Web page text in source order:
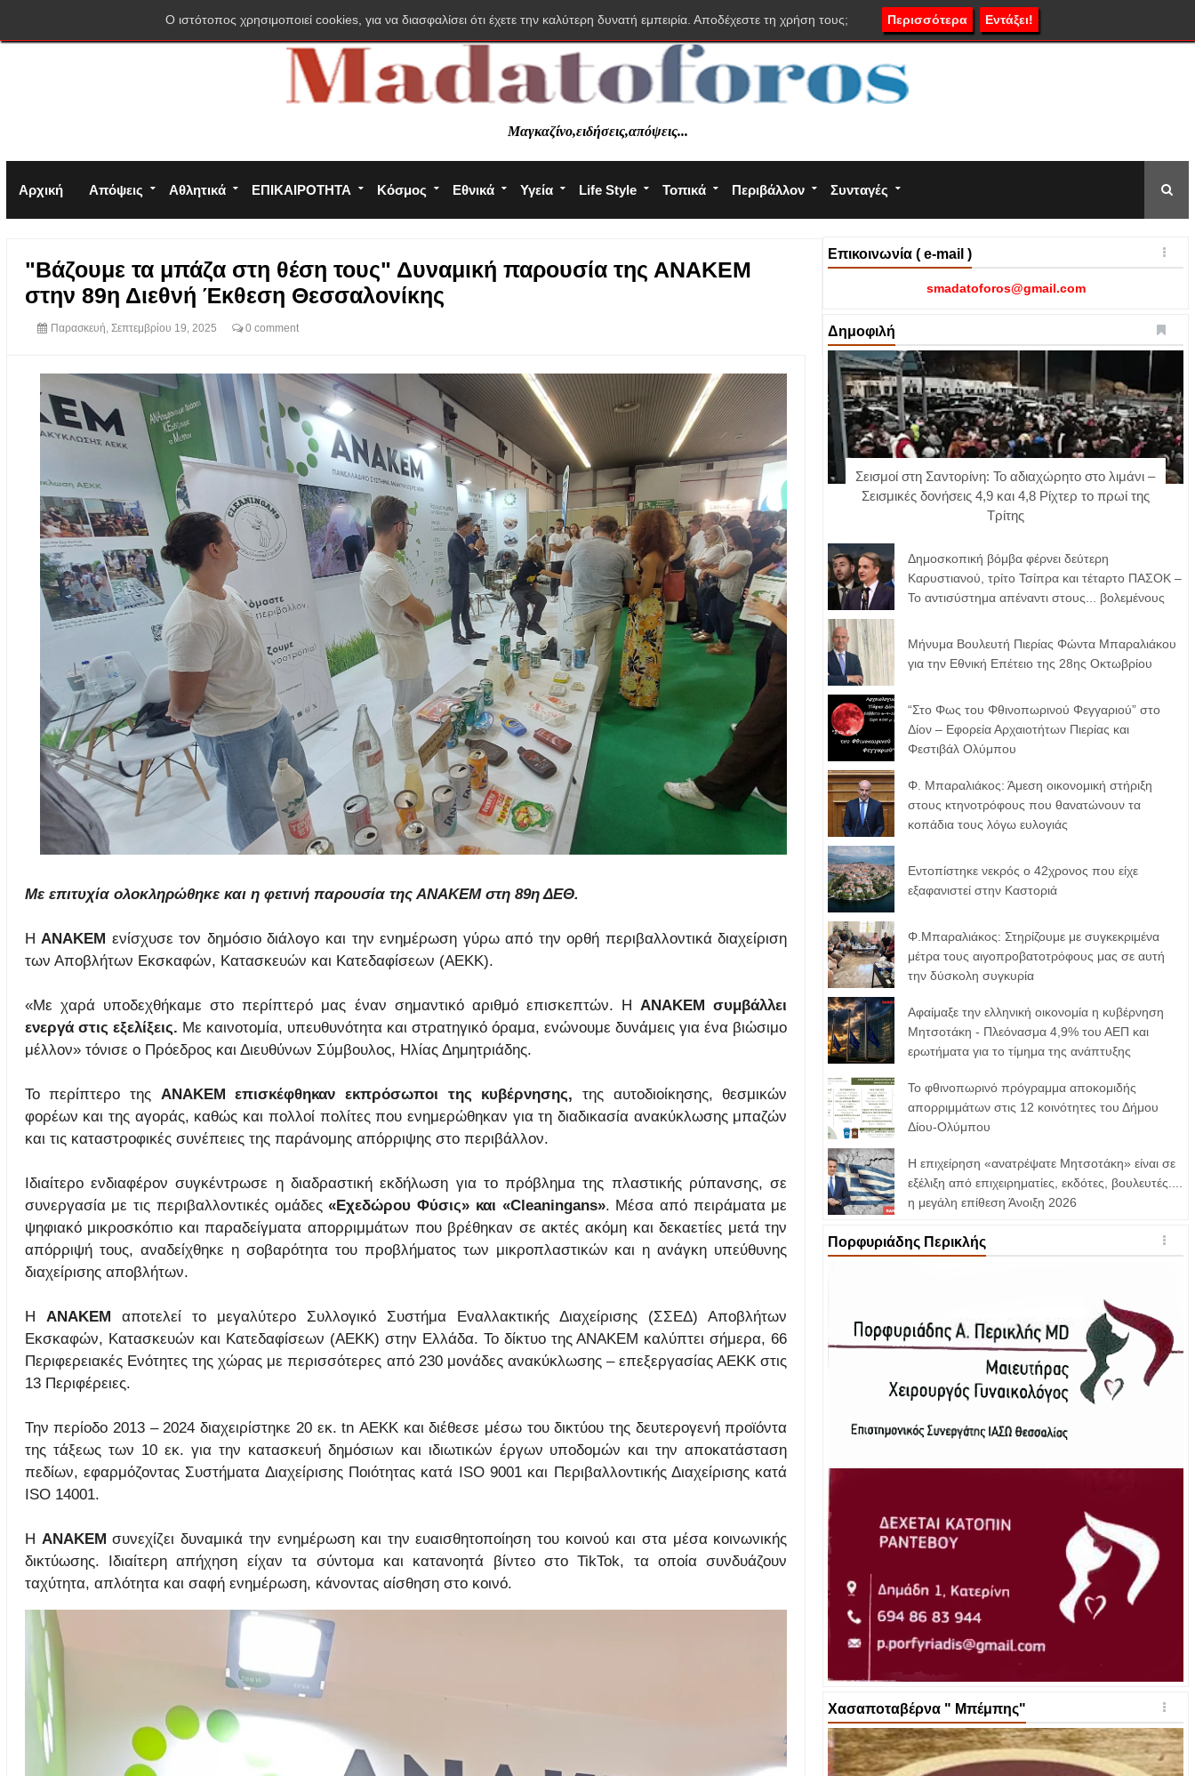
Πολιτική απορρήτου Φόρμα επικοινωνίας
Μαγκαζίνο,ειδήσεις,απόψεις...
Αρχική Απόψεις Αθλητικά ΕΠΙΚΑΙΡΟΤΗΤΑ Κόσμος Εθνικά Υγεία Life Style Τοπικά Περιβάλλον Συνταγές
"Βάζουμε τα μπάζα στη θέση τους" Δυναμική παρουσία της ΑΝΑΚΕΜ
στην 89η Διεθνή Έκθεση Θεσσαλονίκης
Παρασκευή, Σεπτεμβρίου 19, 2025 0 comment
Με επιτυχία ολοκληρώθηκε και η φετινή παρουσία της ΑΝΑΚΕΜ στη 89η ΔΕΘ.
ΗΑΝΑΚΕΜ ενίσχυσε τον δημόσιο διάλογο και την ενημέρωση γύρω από την ορθή περιβαλλοντικά διαχείριση
των Αποβλήτων Εκσκαφών, Κατασκευών και Κατεδαφίσεων (ΑΕΚΚ).
«Με χαρά υποδεχθήκαμε στο περίπτερό μας έναν σημαντικό αριθμό επισκεπτών. ΗΑΝΑΚΕΜ συμβάλλει
ενεργά στις εξελίξεις. Με καινοτομία, υπευθυνότητα και στρατηγικό όραμα, ενώνουμε δυνάμεις για ένα βιώσιμο
μέλλον» τόνισε ο Πρόεδρος και Διευθύνων Σύμβουλος, Ηλίας Δημητριάδης.
Το περίπτερο της ΑΝΑΚΕΜ επισκέφθηκαν εκπρόσωποι της κυβέρνησης, της αυτοδιοίκησης, θεσμικών
φορέων και της αγοράς, καθώς και πολλοί πολίτες που ενημερώθηκαν για τη διαδικασία ανακύκλωσης μπαζών
και τις καταστροφικές συνέπειες της παράνομης απόρριψης στο περιβάλλον.
Ιδιαίτερο ενδιαφέρον συγκέντρωσε η διαδραστική εκδήλωση για το πρόβλημα της πλαστικής ρύπανσης, σε
συνεργασία με τις περιβαλλοντικές ομάδες«Εχεδώρου Φύσις» και «Cleaningans». Μέσα από πειράματα με
ψηφιακό μικροσκόπιο και παραδείγματα απορριμμάτων που βρέθηκαν σε ακτές ακόμη και δεκαετίες μετά την
απόρριψή τους, αναδείχθηκε η σοβαρότητα του προβλήματος των μικροπλαστικών και η ανάγκη υπεύθυνης
διαχείρισης αποβλήτων.
Η ΑΝΑΚΕΜ αποτελεί το μεγαλύτερο Συλλογικό Συστήμα Εναλλακτικής Διαχείρισης (ΣΣΕΔ) Αποβλήτων
Εκσκαφών, Κατασκευών και Κατεδαφίσεων (ΑΕΚΚ) στην Ελλάδα. Το δίκτυο της ΑΝΑΚΕΜ καλύπτει σήμερα, 66
Περιφερειακές Ενότητες της χώρας με περισσότερες από 230 μονάδες ανακύκλωσης – επεξεργασίας ΑΕΚΚ στις
13 Περιφέρειες.
Την περίοδο 2013 – 2024 διαχειρίστηκε 20 εκ. tn ΑΕΚΚ και διέθεσε μέσω του δικτύου της δευτερογενή προϊόντα
της τάξεως των 10 εκ. για την κατασκευή δημόσιων και ιδιωτικών έργων υποδομών και την αποκατάσταση
πεδίων, εφαρμόζοντας Συστήματα Διαχείρισης Ποιότητας κατά ISO 9001 και Περιβαλλοντικής Διαχείρισης κατά
ΙSO 14001.
Η ΑΝΑΚΕΜσυνεχίζει δυναμικά την ενημέρωση και την ευαισθητοποίηση του κοινού και στα μέσα κοινωνικής
δικτύωσης. Ιδιαίτερη απήχηση είχαν τα σύντομα και κατανοητά βίντεο στο TikTok, τα οποία συνδυάζουν
ταχύτητα, απλότητα και σαφή ενημέρωση, κάνοντας αίσθηση στο κοινό.
Επικοινωνία ( e-mail )
smadatoforos@gmail.com
Δημοφιλή
Σεισμοί στη Σαντορίνη: Το αδιαχώρητο στο λιμάνι –
Σεισμικές δονήσεις 4,9 και 4,8 Ρίχτερ το πρωί της
Τρίτης
Δημοσκοπική βόμβα φέρνει δεύτερη
Καρυστιανού, τρίτο Τσίπρα και τέταρτο ΠΑΣΟΚ –
Το αντισύστημα απέναντι στους... βολεμένους
Μήνυμα Βουλευτή Πιερίας Φώντα Μπαραλιάκου
για την Εθνική Επέτειο της 28ης Οκτωβρίου
“Στο Φως του Φθινοπωρινού Φεγγαριού” στο
Δίον – Εφορεία Αρχαιοτήτων Πιερίας και
Φεστιβάλ Ολύμπου
Φ. Μπαραλιάκος: Άμεση οικονομική στήριξη
στους κτηνοτρόφους που θανατώνουν τα
κοπάδια τους λόγω ευλογιάς
Εντοπίστηκε νεκρός ο 42χρονος που είχε
εξαφανιστεί στην Καστοριά
Φ.Μπαραλιάκος: Στηρίζουμε με συγκεκριμένα
μέτρα τους αιγοπροβατοτρόφoυς μας σε αυτή
την δύσκολη συγκυρία
Αφαίμαξε την ελληνική οικονομία η κυβέρνηση
Μητσοτάκη - Πλεόνασμα 4,9% του ΑΕΠ και
ερωτήματα για το τίμημα της ανάπτυξης
Το φθινοπωρινό πρόγραμμα αποκομιδής
απορριμμάτων στις 12 κοινότητες του Δήμου
Δίου-Ολύμπου
Η επιχείρηση «ανατρέψατε Μητσοτάκη» είναι σε
εξέλιξη από επιχειρηματίες, εκδότες, βουλευτές....
η μεγάλη επίθεση Άνοιξη 2026
Πορφυριάδης Περικλής
Χασαποταβέρνα " Μπέμπης"
O ιστότοπος χρησιμοποιεί cookies, για να διασφαλίσει ότι έχετε την καλύτερη δυνατή εμπειρία. Αποδέχεστε τη χρήση τους; Περισσότερα Εντάξει!